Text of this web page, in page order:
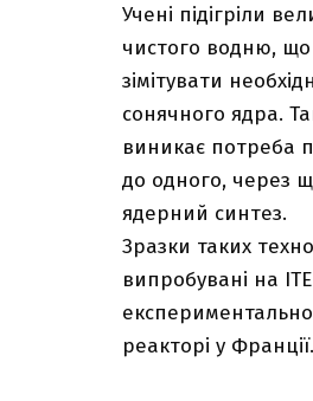
Учені підігріли
чистого водню,
зімітувати
сонячного ядра.
виникає потреба
до одного, через
ядерний синтез.
Зразки таких
випробувані на
реакторі у Франції.